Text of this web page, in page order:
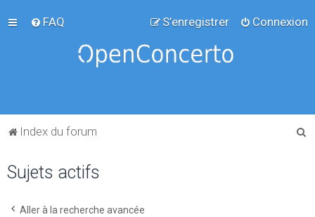
FAQ Connexion
S’enregistrer
Index du forum
Sujets actifs
Aller à la recherche avancée